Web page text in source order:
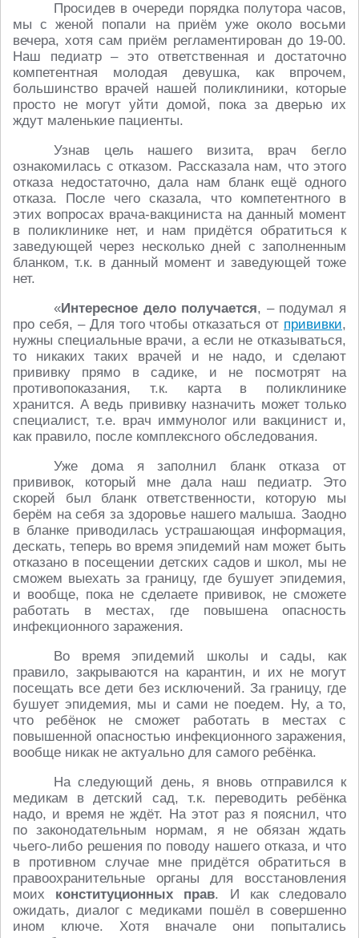
Просидев в очереди порядка полутора часов,
мы с женой попали на приём уже около восьми
вечера, хотя сам приём регламентирован до 19-00.
Наш педиатр – это ответственная и достаточно
компетентная молодая девушка, как впрочем,
большинство врачей нашей поликлиники, которые
просто не могут уйти домой, пока за дверью их
ждут маленькие пациенты.
Узнав цель нашего визита, врач бегло
ознакомилась с отказом. Рассказала нам, что этого
отказа недостаточно, дала нам бланк ещё одного
отказа. После чего сказала, что компетентного в
этих вопросах врача-вакциниста на данный момент
в поликлинике нет, и нам придётся обратиться к
заведующей через несколько дней с заполненным
бланком, т.к. в данный момент и заведующей тоже
нет.
«Интересное дело получается, – подумал я
про себя, – Для того чтобы отказаться от прививки,
нужны специальные врачи, а если не отказываться,
то никаких таких врачей и не надо, и сделают
прививку прямо в садике, и не посмотрят на
противопоказания, т.к. карта в поликлинике
хранится. А ведь прививку назначить может только
специалист, т.е. врач иммунолог или вакцинист и,
как правило, после комплексного обследования.
Уже дома я заполнил бланк отказа от
прививок, который мне дала наш педиатр. Это
скорей был бланк ответственности, которую мы
берём на себя за здоровье нашего малыша. Заодно
в бланке приводилась устрашающая информация,
дескать, теперь во время эпидемий нам может быть
отказано в посещении детских садов и школ, мы не
сможем выехать за границу, где бушует эпидемия,
и вообще, пока не сделаете прививок, не сможете
работать в местах, где повышена опасность
инфекционного заражения.
Во время эпидемий школы и сады, как
правило, закрываются на карантин, и их не могут
посещать все дети без исключений. За границу, где
бушует эпидемия, мы и сами не поедем. Ну, а то,
что ребёнок не сможет работать в местах с
повышенной опасностью инфекционного заражения,
вообще никак не актуально для самого ребёнка.
На следующий день, я вновь отправился к
медикам в детский сад, т.к. переводить ребёнка
надо, и время не ждёт. На этот раз я пояснил, что
по законодательным нормам, я не обязан ждать
чьего-либо решения по поводу нашего отказа, и что
в противном случае мне придётся обратиться в
правоохранительные органы для восстановления
моих конституционных прав. И как следовало
ожидать, диалог с медиками пошёл в совершенно
ином ключе. Хотя вначале они попытались